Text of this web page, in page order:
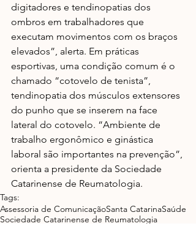
digitadores e tendinopatias dos
ombros em trabalhadores que
executam movimentos com os braços
elevados”, alerta. Em práticas
esportivas, uma condição comum é o
chamado “cotovelo de tenista”,
tendinopatia dos músculos extensores
do punho que se inserem na face
lateral do cotovelo. “Ambiente de
trabalho ergonômico e ginástica
laboral são importantes na prevenção”,
orienta a presidente da Sociedade
Catarinense de Reumatologia.
Tags:
Assessoria de ComunicaçãoSanta CatarinaSaúde
Sociedade Catarinense de Reumatologia